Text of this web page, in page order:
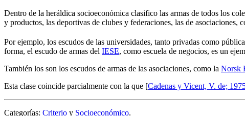
Dentro de la heráldica socioeconómica clasifico las armas de todos los
y productos, las deportivas de clubes y federaciones, las de asociaciones,
Por ejemplo, los escudos de las universidades, tanto privadas como
forma, el escudo de armas del IESE, como escuela de negocios, es un
También los son los escudos de armas de las asociaciones, como la Norsk
Esta clase coincide parcialmente con la que [Cadenas y Vicent, V. de;
Categorías: Criterio y Socioeconómico.